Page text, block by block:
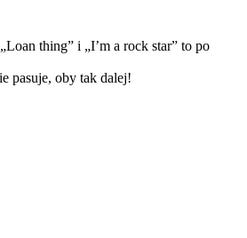
thing” i „I’m a rock star” to po
pasuje, oby tak dalej!